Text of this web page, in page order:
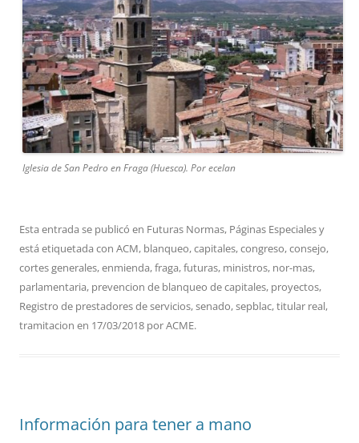
Iglesia de San Pedro en Fraga (Huesca). Por ecelan
Esta entrada se publicó en Futuras Normas, Páginas Especialesy
está etiquetada con ACM, blanqueo,capitales,congreso,consejo,
cortes generales,enmienda,fraga,futuras, ministros, nor-mas,
parlamentaria, prevencion de blanqueo de capitales, proyectos,
Registro de prestadores de servicios,senado,sepblac,titular real,
tramitacion en 17/03/2018 porACME.
Información para tener a mano